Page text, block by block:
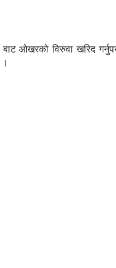
ओखरको विरुवा खरिद